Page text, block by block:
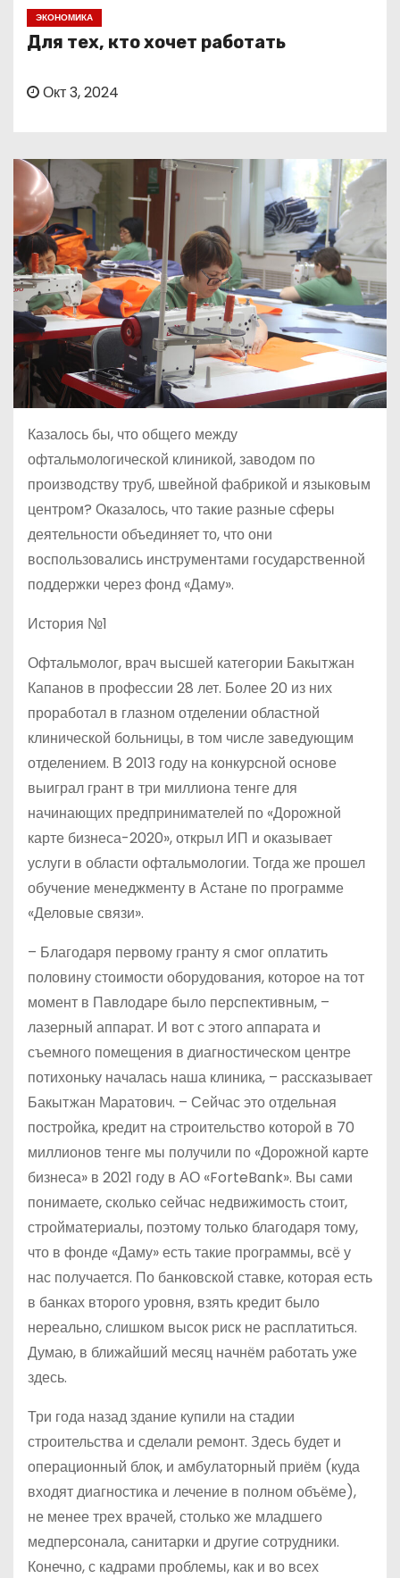
ЭКОНОМИКА
Для тех, кто хочет работать
Окт 3, 2024
Казалось бы, что общего между
офтальмологической клиникой, заводом по
производству труб, швейной фабрикой и языковым
центром? Оказалось, что такие разные сферы
деятельности объединяет то, что они
воспользовались инструментами государственной
поддержки через фонд «Даму».
История №1
Офтальмолог, врач высшей категории Бакытжан
Капанов в профессии 28 лет. Более 20 из них
проработал в глазном отделении областной
клинической больницы, в том числе заведующим
отделением. В 2013 году на конкурсной основе
выиграл грант в три миллиона тенге для
начинающих предпринимателей по «Дорожной
карте бизнеса-2020», открыл ИП и оказывает
услуги в области офтальмологии. Тогда же прошел
обучение менеджменту в Астане по программе
«Деловые связи».
– Благодаря первому гранту я смог оплатить
половину стоимости оборудования, которое на тот
момент в Павлодаре было перспективным, –
лазерный аппарат. И вот с этого аппарата и
съемного помещения в диагностическом центре
потихоньку началась наша клиника, – рассказывает
Бакытжан Маратович. – Сейчас это отдельная
постройка, кредит на строительство которой в 70
миллионов тенге мы получили по «Дорожной карте
бизнеса» в 2021 году в АО «ForteBank». Вы сами
понимаете, сколько сейчас недвижимость стоит,
стройматериалы, поэтому только благодаря тому,
что в фонде «Даму» есть такие программы, всё у
нас получается. По банковской ставке, которая есть
в банках второго уровня, взять кредит было
нереально, слишком высок риск не расплатиться.
Думаю, в ближайший месяц начнём работать уже
здесь.
Три года назад здание купили на стадии
строительства и сделали ремонт. Здесь будет и
операционный блок, и амбулаторный приём (куда
входят диагностика и лечение в полном объёме),
не менее трех врачей, столько же младшего
медперсонала, санитарки и другие сотрудники.
Конечно, с кадрами проблемы, как и во всех